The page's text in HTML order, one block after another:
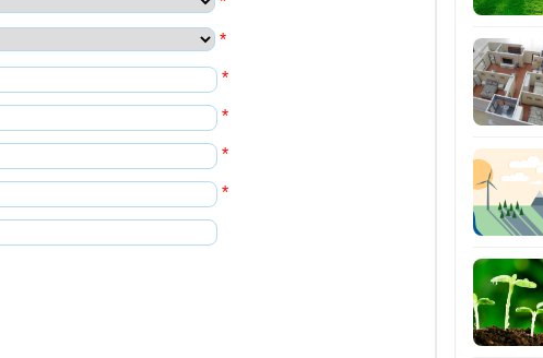
*
*
*
*
*